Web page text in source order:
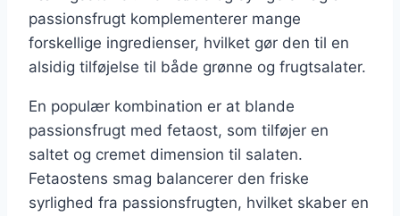
passionsfrugt komplementerer mange
forskellige ingredienser, hvilket gør den til en
alsidig tilføjelse til både grønne og frugtsalater.
En populær kombination er at blande
passionsfrugt med fetaost, som tilføjer en
saltet og cremet dimension til salaten.
Fetaostens smag balancerer den friske
syrlighed fra passionsfrugten, hvilket skaber en